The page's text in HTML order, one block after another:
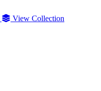
View Collection